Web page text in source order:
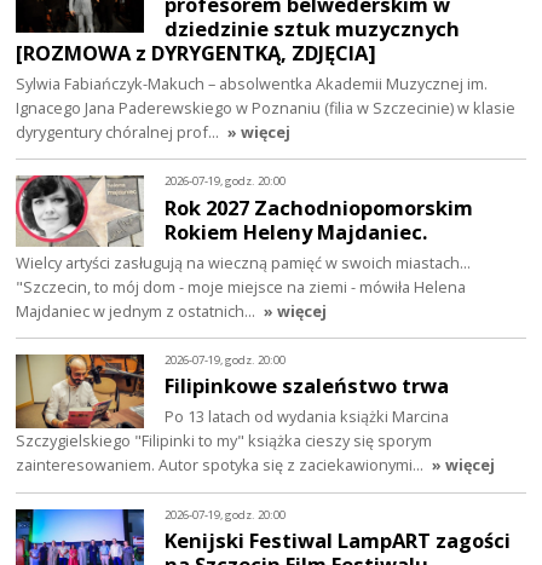
dziedzinie sztuk muzycznych
[ROZMOWA z DYRYGENTKĄ, ZDJĘCIA]
Sylwia Fabiańczyk-Makuch – absolwentka Akademii Muzycznej im.
Ignacego Jana Paderewskiego w Poznaniu (filia w Szczecinie) w klasie
dyrygentury chóralnej prof… » więcej
2026-07-19, godz. 20:00
Rok 2027 Zachodniopomorskim
Rokiem Heleny Majdaniec.
Wielcy artyści zasługują na wieczną pamięć w swoich miastach...
"Szczecin, to mój dom - moje miejsce na ziemi - mówiła Helena
Majdaniec w jednym z ostatnich… » więcej
2026-07-19, godz. 20:00
Filipinkowe szaleństwo trwa
Po 13 latach od wydania książki Marcina
Szczygielskiego "Filipinki to my" książka cieszy się sporym
zainteresowaniem. Autor spotyka się z zaciekawionymi… » więcej
2026-07-19, godz. 20:00
Kenijski Festiwal LampART zagości